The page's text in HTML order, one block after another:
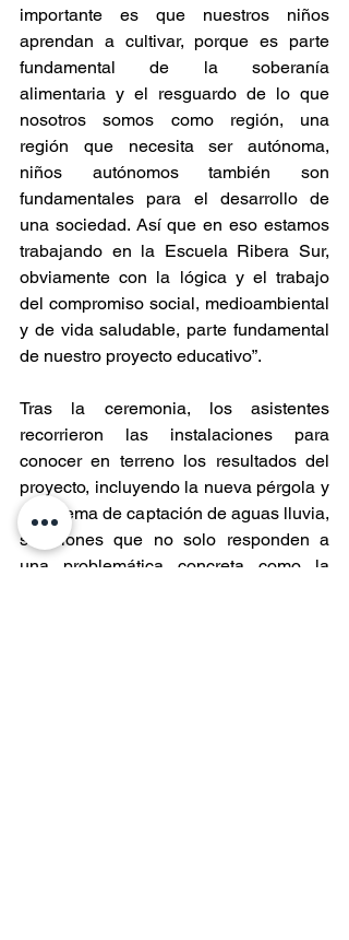
importante es que nuestros niños
aprendan a cultivar, porque es parte
fundamental de la soberanía
alimentaria y el resguardo de lo que
nosotros somos como región, una
región que necesita ser autónoma,
niños autónomos también son
fundamentales para el desarrollo de
una sociedad. Así que en eso estamos
trabajando en la Escuela Ribera Sur,
obviamente con la lógica y el trabajo
del compromiso social, medioambiental
y de vida saludable, parte fundamental
de nuestro proyecto educativo”.
Tras la ceremonia, los asistentes
recorrieron las instalaciones para
conocer en terreno los resultados del
proyecto, incluyendo la nueva pérgola y
el sistema de captación de aguas lluvia,
soluciones que no solo responden a
una problemática concreta como la